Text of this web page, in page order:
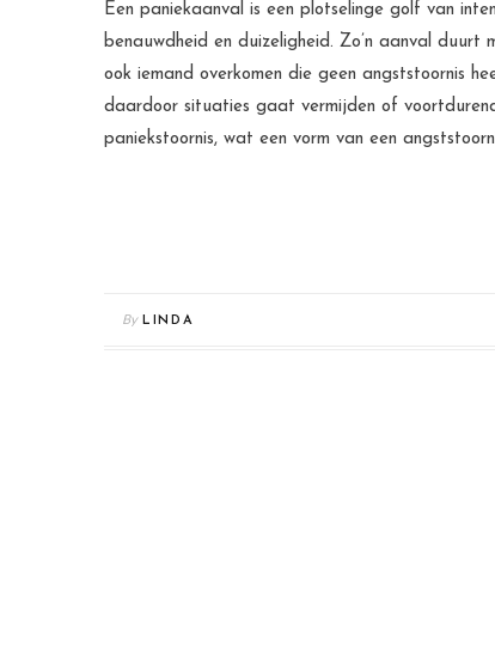
Een paniekaanval is een plotselinge golf van
benauwdheid en duizeligheid. Zo’n aanval
ook iemand overkomen die geen angststoornis
daardoor situaties gaat vermijden of
paniekstoornis, wat een vorm van een
By LINDA